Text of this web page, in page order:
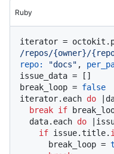
Ruby
iterator =
/repos/{owner}/
repo:
"docs" ,
issue_data = []
break_loop = false
iterator.each do
break if
  data.each
do
if issue.title.
      break_loop =